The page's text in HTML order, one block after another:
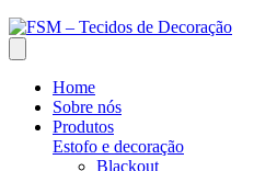
Home
Sobre nós
Produtos
Estofo e decoração
Blackout